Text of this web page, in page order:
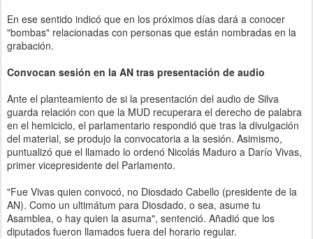
En ese sentido indicó que en los próximos días dará a conocer
"bombas" relacionadas con personas que están nombradas en la
grabación.
Convocan sesión en la AN tras presentación de audio
Ante el planteamiento de si la presentación del audio de Silva
guarda relación con que la MUD recuperara el derecho de palabra
en el hemiciclo, el parlamentario respondió que tras la divulgación
del material, se produjo la convocatoria a la sesión. Asimismo,
puntualizó que el llamado lo ordenó Nicolás Maduro a Darío Vivas,
primer vicepresidente del Parlamento.
"Fue Vivas quien convocó, no Diosdado Cabello (presidente de la
AN). Como un ultimátum para Diosdado, o sea, asume tu
Asamblea, o hay quien la asuma", sentenció. Añadió que los
diputados fueron llamados fuera del horario regular.